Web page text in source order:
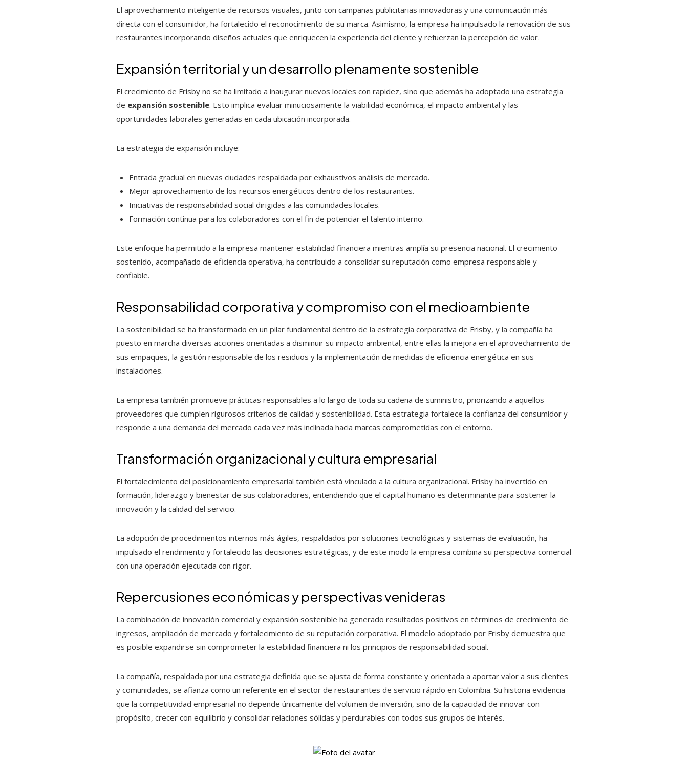
El aprovechamiento inteligente de recursos visuales, junto con campañas publicitarias innovadoras y una comunicación más
directa con el consumidor, ha fortalecido el reconocimiento de su marca. Asimismo, la empresa ha impulsado la renovación de sus
restaurantes incorporando diseños actuales que enriquecen la experiencia del cliente y refuerzan la percepción de valor.
Expansión territorial y un desarrollo plenamente sostenible
El crecimiento de Frisby no se ha limitado a inaugurar nuevos locales con rapidez, sino que además ha adoptado una estrategia
de expansión sostenible. Esto implica evaluar minuciosamente la viabilidad económica, el impacto ambiental y las
oportunidades laborales generadas en cada ubicación incorporada.
La estrategia de expansión incluye:
Entrada gradual en nuevas ciudades respaldada por exhaustivos análisis de mercado.
Mejor aprovechamiento de los recursos energéticos dentro de los restaurantes.
Iniciativas de responsabilidad social dirigidas a las comunidades locales.
Formación continua para los colaboradores con el fin de potenciar el talento interno.
Este enfoque ha permitido a la empresa mantener estabilidad financiera mientras amplía su presencia nacional. El crecimiento
sostenido, acompañado de eficiencia operativa, ha contribuido a consolidar su reputación como empresa responsable y
confiable.
Responsabilidad corporativa y compromiso con el medioambiente
La sostenibilidad se ha transformado en un pilar fundamental dentro de la estrategia corporativa de Frisby, y la compañía ha
puesto en marcha diversas acciones orientadas a disminuir su impacto ambiental, entre ellas la mejora en el aprovechamiento de
sus empaques, la gestión responsable de los residuos y la implementación de medidas de eficiencia energética en sus
instalaciones.
La empresa también promueve prácticas responsables a lo largo de toda su cadena de suministro, priorizando a aquellos
proveedores que cumplen rigurosos criterios de calidad y sostenibilidad. Esta estrategia fortalece la confianza del consumidor y
responde a una demanda del mercado cada vez más inclinada hacia marcas comprometidas con el entorno.
Transformación organizacional y cultura empresarial
El fortalecimiento del posicionamiento empresarial también está vinculado a la cultura organizacional. Frisby ha invertido en
formación, liderazgo y bienestar de sus colaboradores, entendiendo que el capital humano es determinante para sostener la
innovación y la calidad del servicio.
La adopción de procedimientos internos más ágiles, respaldados por soluciones tecnológicas y sistemas de evaluación, ha
impulsado el rendimiento y fortalecido las decisiones estratégicas, y de este modo la empresa combina su perspectiva comercial
con una operación ejecutada con rigor.
Repercusiones económicas y perspectivas venideras
La combinación de innovación comercial y expansión sostenible ha generado resultados positivos en términos de crecimiento de
ingresos, ampliación de mercado y fortalecimiento de su reputación corporativa. El modelo adoptado por Frisby demuestra que
es posible expandirse sin comprometer la estabilidad financiera ni los principios de responsabilidad social.
La compañía, respaldada por una estrategia definida que se ajusta de forma constante y orientada a aportar valor a sus clientes
y comunidades, se afianza como un referente en el sector de restaurantes de servicio rápido en Colombia. Su historia evidencia
que la competitividad empresarial no depende únicamente del volumen de inversión, sino de la capacidad de innovar con
propósito, crecer con equilibrio y consolidar relaciones sólidas y perdurables con todos sus grupos de interés.